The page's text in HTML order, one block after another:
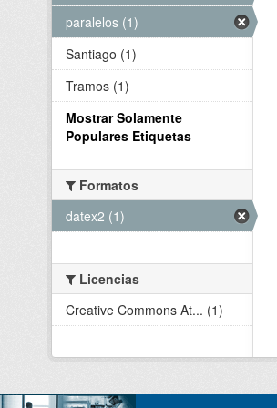
paralelos (1)
Santiago (1)
Tramos (1)
Mostrar Solamente
Populares Etiquetas
Formatos
datex2 (1)
Licencias
Creative Commons At... (1)